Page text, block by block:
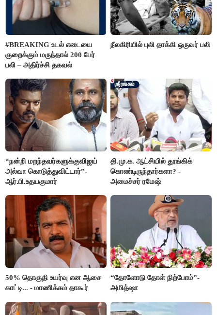
#BREAKING உடல் எடையை
குறைக்கும் மருந்தால் 200 பேர்
பலி – அதிர்ச்சி தகவல்
நீலகிரியில் புலி தாக்கி ஒருவர் பலி
“நன்றி மறந்தவர்களுக்குவிஜய்
அல்வா கொடுத்துவிட்டார்”-
ஆர்.பி.உதயகுமார்
தி.மு.க. ஆட்சியில் தூங்கிக்
கொண்டிருந்தார்களா? -
அமைச்சர் ரமேஷ்
50% தொகுதி உயர்வு என ஆசை
காட்டி... - மாணிக்கம் தாகூர்
“தோளோடு தோள் நிற்போம்”-
அமித்ஷா